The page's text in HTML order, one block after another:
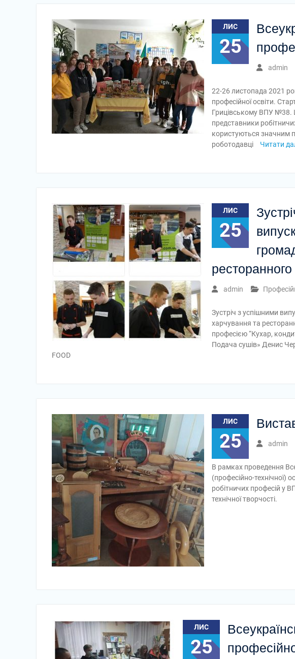
ЛИС
25
admin
22-26 листопада 2021
професійної освіти.
Грицівському ВПУ №38.
представники
користуються значним
роботодавці
Читати
ЛИС
25
admin
Зустріч з успішними
харчування та
професією “Кухар,
Подача сушів» Денис
FOОD
ЛИС
25 admin
В рамках проведення
(професійно-технічної)
робітничих професій у
технічної творчості.
ЛИС
25